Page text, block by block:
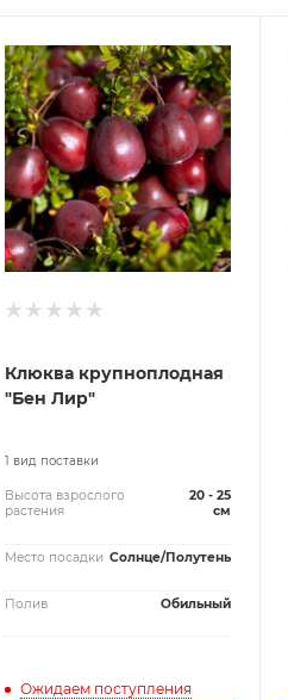
Клюква крупноплодная
"Бен Лир"
1 вид поставки
Высота взрослого
растения
20 - 25
см
Место посадки Солнце/Полутень
Полив Обильный
Ожидаем поступления